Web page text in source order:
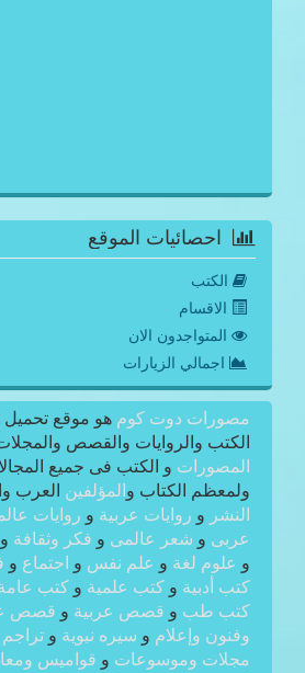
احصائيات الموقع
الكتب
الاقسام
المتواجدون الان
اجمالي الزيارات
مصورات دوت كوم هو موقع تحميل
الكتب والروايات والقصص
المصورات و الكتب فى جميع
ولمعظم الكتاب و المؤلفين العرب
النشر و روايات عربية و روايات
عربى و شعر عالمى و فكر وثقافة و
و علوم لغة و علم نفس و اجتماع و
كتب أدبية و كتب علمية و كتب
كتب طب و قصص عربية و قصص
وفنون وإعلام و سيره نبوية و
مجلات وموسوعات و قواميس